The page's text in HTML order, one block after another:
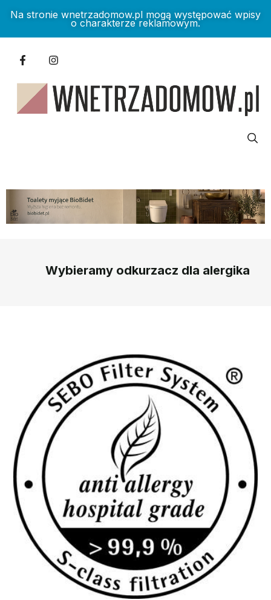
Na stronie wnetrzadomow.pl mogą występować wpisy
o charakterze reklamowym.
Wybieramy odkurzacz dla alergika